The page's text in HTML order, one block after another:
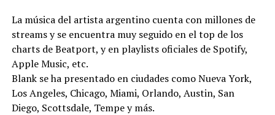
La música del artista argentino cuenta con millones de
streams y se encuentra muy seguido en el top de los
charts de Beatport, y en playlists oficiales de Spotify,
Apple Music, etc.
Blank se ha presentado en ciudades como Nueva York,
Los Angeles, Chicago, Miami, Orlando, Austin, San
Diego, Scottsdale, Tempe y más.